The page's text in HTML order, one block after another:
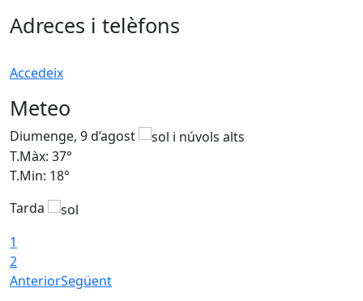
Adreces i telèfons
Accedeix
Meteo
Diumenge, 9 d’agost
T.Màx: 37°
T.Min: 18°
Tarda
1
2
AnteriorSegüent